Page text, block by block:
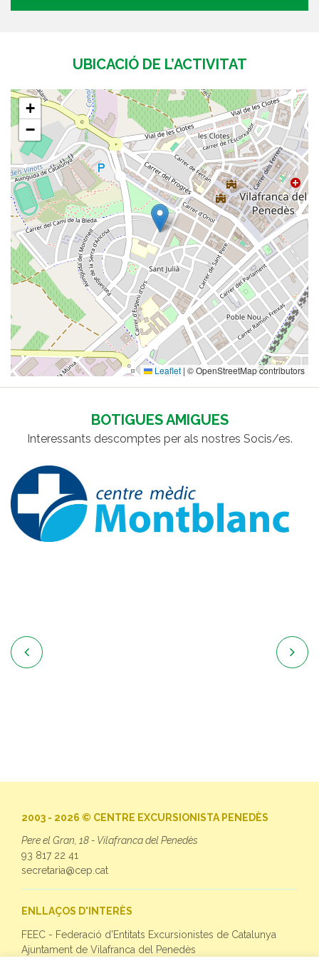
UBICACIÓ DE L’ACTIVITAT
+
−
Leaflet | © OpenStreetMap contributors
BOTIGUES AMIGUES
Interessants descomptes per als nostres Socis/es.
 
2003 - 2026 © CENTRE EXCURSIONISTA PENEDÈS
Pere el Gran, 18 - Vilafranca del Penedès
93 817 22 41
secretaria@cep.cat
ENLLAÇOS D'INTERÈS
FEEC - Federació d'Entitats Excursionistes de Catalunya
Ajuntament de Vilafranca del Penedès